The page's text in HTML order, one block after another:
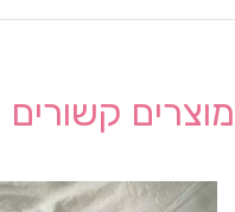
מוצרים קשורים